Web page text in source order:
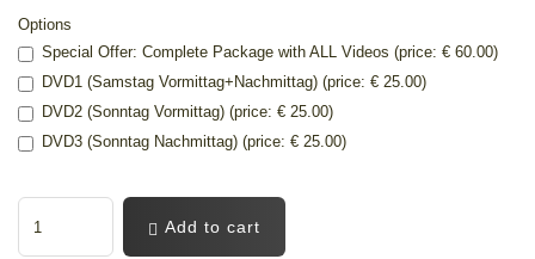
Options
Special Offer: Complete Package with ALL Videos (price: € 60.00)
DVD1 (Samstag Vormittag+Nachmittag) (price: € 25.00)
DVD2 (Sonntag Vormittag) (price: € 25.00)
DVD3 (Sonntag Nachmittag) (price: € 25.00)
Add to cart